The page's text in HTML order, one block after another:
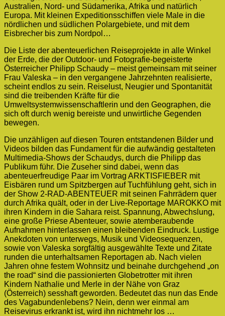
Australien, Nord- und Südamerika, Afrika und natürlich
Europa. Mit kleinen Expeditionsschiffen viele Male in die
nördlichen und südlichen Polargebiete, und mit dem
Eisbrecher bis zum Nordpol…
Die Liste der abenteuerlichen Reiseprojekte in alle Winkel
der Erde, die der Outdoor- und Fotografie-begeisterte
Österreicher Philipp Schaudy – meist gemeinsam mit seiner
Frau Valeska – in den vergangene Jahrzehnten realisierte,
scheint endlos zu sein. Reiselust, Neugier und Spontanität
sind die treibenden Kräfte für die
Umweltsystemwissenschaftlerin und den Geographen, die
sich oft durch wenig bereiste und unwirtliche Gegenden
bewegen.
Die unzähligen auf diesen Touren entstandenen Bilder und
Videos bilden das Fundament für die aufwändig gestalteten
Multimedia-Shows der Schaudys, durch die Philipp das
Publikum führ. Die Zuseher sind dabei, wenn das
abenteuerfreudige Paar im Vortrag ARKTISFIEBER mit
Eisbären rund um Spitzbergen auf Tuchfühlung geht, sich in
der Show 2-RAD-ABENTEUER mit seinen Fahrrädern quer
durch Afrika quält, oder in der Live-Reportage MAROKKO mit
ihren Kindern in die Sahara reist. Spannung, Abwechslung,
eine große Priese Abenteuer, sowie atemberaubende
Aufnahmen hinterlassen einen bleibenden Eindruck. Lustige
Anekdoten von unterwegs, Musik und Videosequenzen,
sowie von Valeska sorgfältig ausgewählte Texte und Zitate
runden die unterhaltsamen Reportagen ab. Nach vielen
Jahren ohne festem Wohnsitz und beinahe durchgehend „on
the road“ sind die passionierten Globetrotter mit ihren
Kindern Nathalie und Merle in der Nähe von Graz
(Österreich) sesshaft geworden. Bedeutet das nun das Ende
des Vagabundenlebens? Nein, denn wer einmal am
Reisevirus erkrankt ist, wird ihn nichtmehr los …